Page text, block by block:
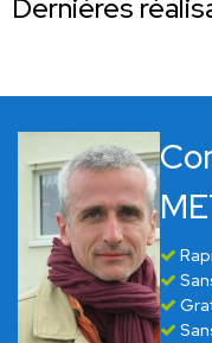
Dernières